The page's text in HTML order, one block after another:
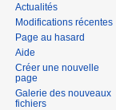
Actualités
Modifications récentes
Page au hasard
Aide
Créer une nouvelle
page
Galerie des nouveaux
fichiers